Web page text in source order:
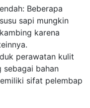
Beberapa
sapi mungkin
karena
perawatan kulit
sebagai bahan
sifat pelembap